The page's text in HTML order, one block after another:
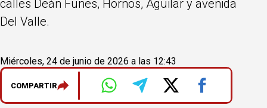
calles Deán Funes, Hornos, Aguilar y avenida
Del Valle.
Miércoles, 24 de junio de 2026 a las 12:43
COMPARTIR